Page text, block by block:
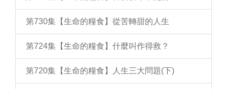
第730集【生命的糧食】從苦轉甜的人生
第724集【生命的糧食】什麼叫作得救？
第720集【生命的糧食】人生三大問題(下)